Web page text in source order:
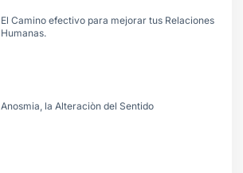
El Camino efectivo para mejorar tus Relaciones
Humanas.
Anosmia, la Alteraciòn del Sentido